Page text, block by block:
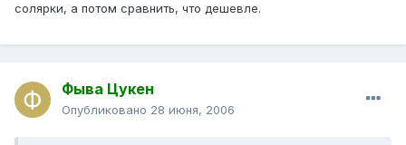
солярки, а потом сравнить, что дешевле.
Фыва Цукен
Опубликовано 28 июня, 2006